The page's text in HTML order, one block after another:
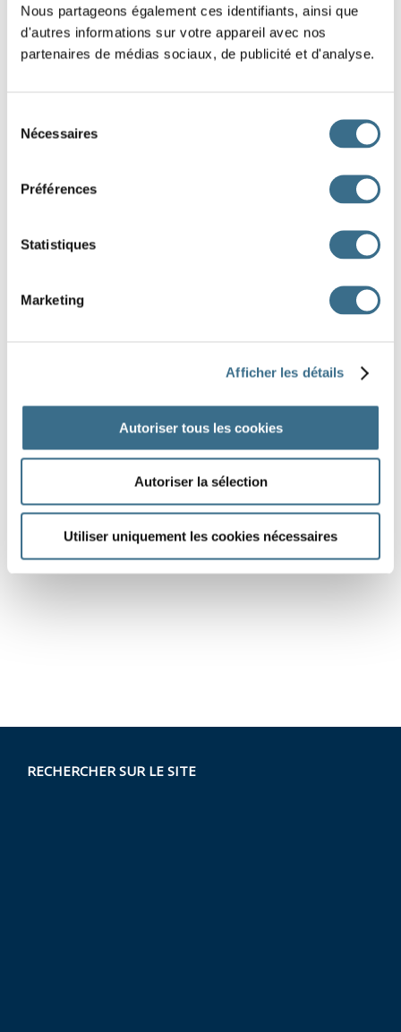
Nous partageons également ces identifiants, ainsi que
d'autres informations sur votre appareil avec nos
partenaires de médias sociaux, de publicité et d'analyse.
Nécessaires
Préférences
Statistiques
Marketing
Afficher les détails
Autoriser tous les cookies
Autoriser la sélection
Utiliser uniquement les cookies nécessaires
sentence.
l' de orthographe pas vérifié texte.
RECHERCHER SUR LE SITE